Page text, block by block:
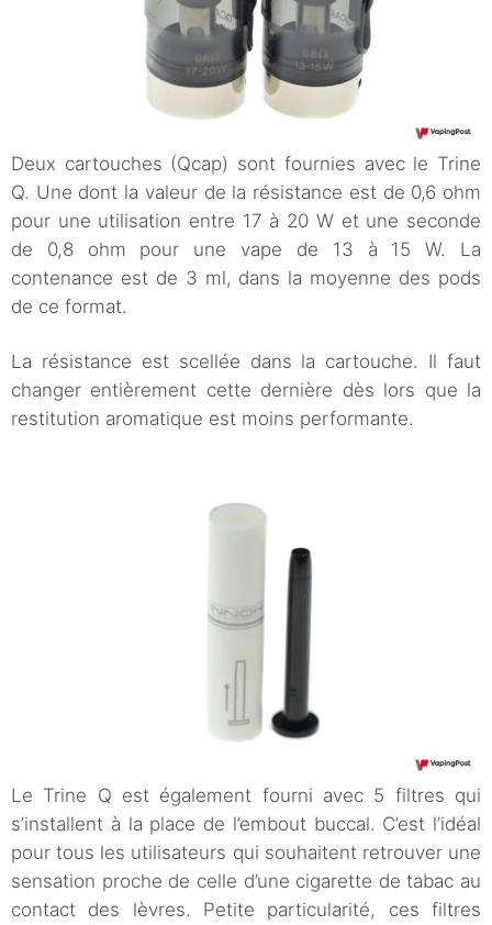
Deux cartouches (Qcap) sont fournies avec le Trine
Q. Une dont la valeur de la résistance est de 0,6 ohm
pour une utilisation entre 17 à 20 W et une seconde
de 0,8 ohm pour une vape de 13 à 15 W. La
contenance est de 3 ml, dans la moyenne des pods
de ce format.
La résistance est scellée dans la cartouche. Il faut
changer entièrement cette dernière dès lors que la
restitution aromatique est moins performante.
Le Trine Q est également fourni avec 5 filtres qui
s’installent à la place de l’embout buccal. C’est l’idéal
pour tous les utilisateurs qui souhaitent retrouver une
sensation proche de celle d’une cigarette de tabac au
contact des lèvres. Petite particularité, ces filtres